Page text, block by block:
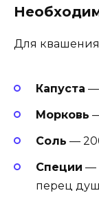
Для квашения
Капуста —
Морковь
Соль —
Специи —
перец